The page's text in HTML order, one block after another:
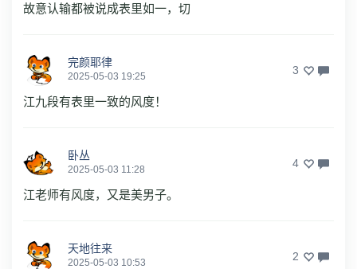
故意认输都被说成表里如一，切
完颜耶律
2025-05-03 19:25 3
江九段有表里一致的风度！
卧丛
2025-05-03 11:28 4
江老师有风度，又是美男子。
天地往来
2025-05-03 10:53 2